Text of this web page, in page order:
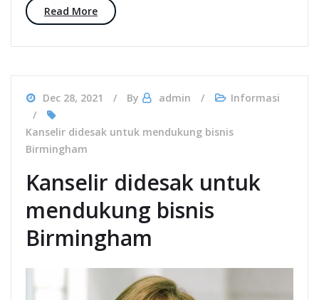
Read More
Dec 28, 2021 By admin Informasi
Kanselir didesak untuk mendukung bisnis
Birmingham
Kanselir didesak untuk
mendukung bisnis
Birmingham